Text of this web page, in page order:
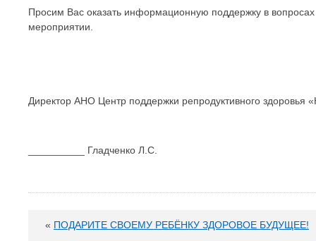
Просим Вас оказать информационную поддержку в
мероприятии.
Директор АНО Центр поддержки репродуктивного
__________ Гладченко Л.С.
« ПОДАРИТЕ СВОЕМУ РЕБЁНКУ ЗДОРОВОЕ БУДУЩЕЕ!